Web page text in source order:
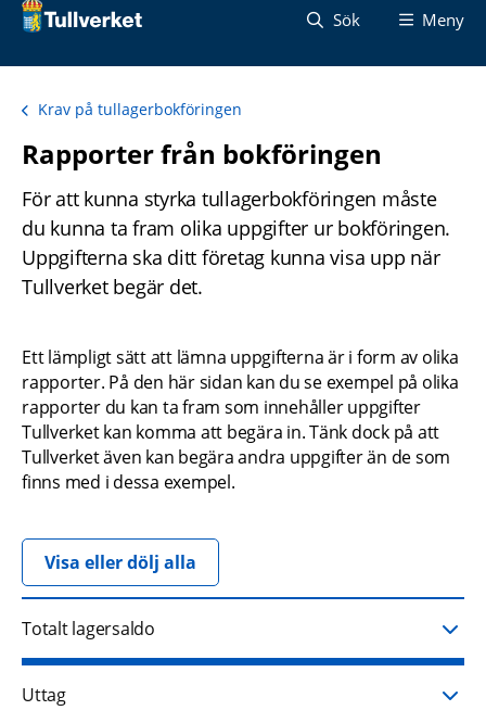
Sök Meny
Krav på tullagerbokföringen
Rapporter från bokföringen
För att kunna styrka tullagerbokföringen måste
du kunna ta fram olika uppgifter ur bokföringen.
Uppgifterna ska ditt företag kunna visa upp när
Tullverket begär det.
Ett lämpligt sätt att lämna uppgifterna är i form av olika
rapporter. På den här sidan kan du se exempel på olika
rapporter du kan ta fram som innehåller uppgifter
Tullverket kan komma att begära in. Tänk dock på att
Tullverket även kan begära andra uppgifter än de som
finns med i dessa exempel.
Visa eller dölj alla
Totalt lagersaldo
Uttag